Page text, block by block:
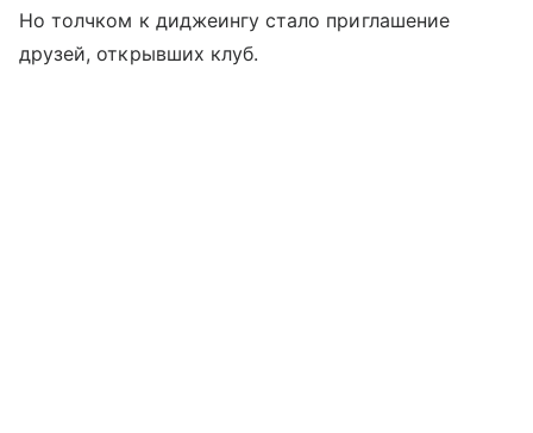
Но толчком к диджеингу стало приглашение
друзей, открывших клуб.